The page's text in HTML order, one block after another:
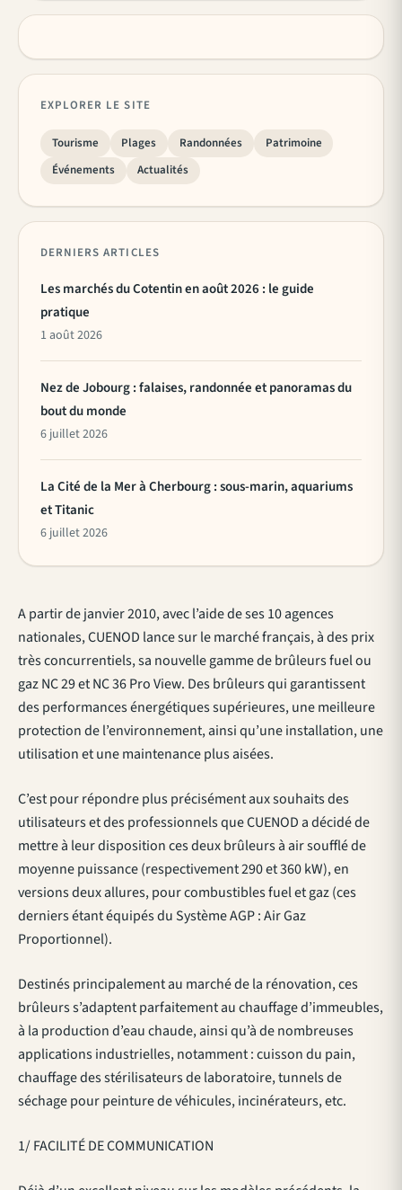
A partir de janvier 2010, avec l’aide de ses 10 agences
nationales, CUENOD lance sur le marché français, à des prix
très concurrentiels, sa nouvelle gamme de brûleurs fuel ou
gaz NC 29 et NC 36 Pro View. Des brûleurs qui garantissent
des performances énergétiques supérieures, une meilleure
protection de l’environnement, ainsi qu’une installation, une
utilisation et une maintenance plus aisées.
C’est pour répondre plus précisément aux souhaits des
utilisateurs et des professionnels que CUENOD a décidé de
mettre à leur disposition ces deux brûleurs à air soufflé de
moyenne puissance (respectivement 290 et 360 kW), en
versions deux allures, pour combustibles fuel et gaz (ces
derniers étant équipés du Système AGP : Air Gaz
Proportionnel).
Destinés principalement au marché de la rénovation, ces
brûleurs s’adaptent parfaitement au chauffage d’immeubles,
à la production d’eau chaude, ainsi qu’à de nombreuses
applications industrielles, notamment : cuisson du pain,
chauffage des stérilisateurs de laboratoire, tunnels de
séchage pour peinture de véhicules, incinérateurs, etc.
1/ FACILITÉ DE COMMUNICATION
EXPLORER LE SITE
Tourisme Plages Randonnées
Patrimoine
Événements
Actualités
DERNIERS ARTICLES
Les marchés du Cotentin en août 2026 : le guide
pratique
1 août 2026
Nez de Jobourg : falaises, randonnée et panoramas du
bout du monde
6 juillet 2026
La Cité de la Mer à Cherbourg : sous-marin, aquariums
et Titanic
6 juillet 2026